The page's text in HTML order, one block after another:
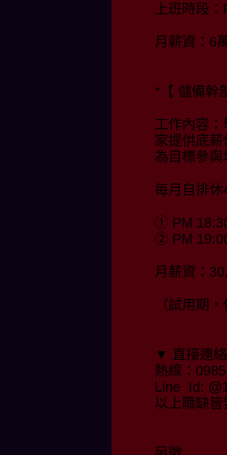
上班時段
月薪資：6
*【 儲備幹
工作內容
家提供底
為目標參與
每月自排休
① PM
② PM
月薪資：
（試用期
▼ 直接連
熱線：
Line Id:
以上職缺